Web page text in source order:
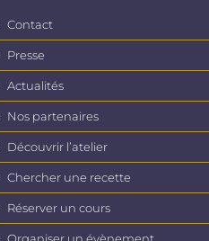
Contact
Presse
Actualités
Nos partenaires
Découvrir l’atelier
Chercher une recette
Réserver un cours